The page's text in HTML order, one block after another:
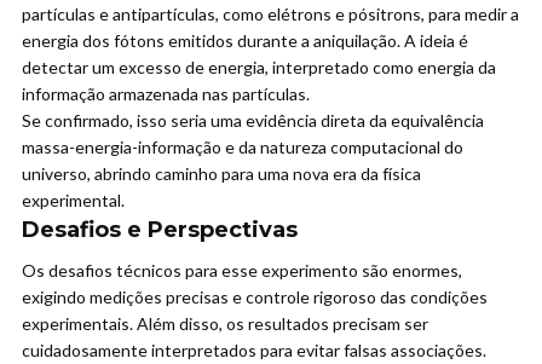
partículas e antipartículas, como elétrons e pósitrons, para medir a
energia dos fótons emitidos durante a aniquilação. A ideia é
detectar um excesso de energia, interpretado como energia da
informação armazenada nas partículas.
Se confirmado, isso seria uma evidência direta da equivalência
massa-energia-informação e da natureza computacional do
universo, abrindo caminho para uma nova era da física
experimental.
Desafios e Perspectivas
Os desafios técnicos para esse experimento são enormes,
exigindo medições precisas e controle rigoroso das condições
experimentais. Além disso, os resultados precisam ser
cuidadosamente interpretados para evitar falsas associações.